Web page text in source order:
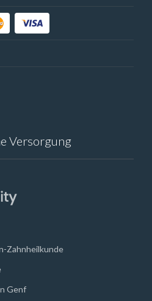
Versorgung
Zahnheilkunde
Genf